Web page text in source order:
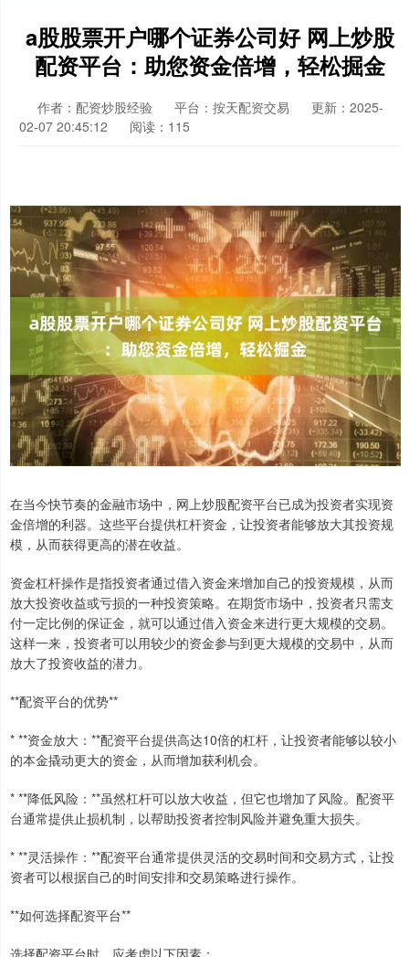
a股股票开户哪个证券公司好 网上炒股
配资平台：助您资金倍增，轻松掘金
作者：配资炒股经验 平台：按天配资交易
更新：2025-
02-07 20:45:12
阅读：115
在当今快节奏的金融市场中，网上炒股配资平台已成为投资者实现资
金倍增的利器。这些平台提供杠杆资金，让投资者能够放大其投资规
模，从而获得更高的潜在收益。
资金杠杆操作是指投资者通过借入资金来增加自己的投资规模，从而
放大投资收益或亏损的一种投资策略。在期货市场中，投资者只需支
付一定比例的保证金，就可以通过借入资金来进行更大规模的交易。
这样一来，投资者可以用较少的资金参与到更大规模的交易中，从而
放大了投资收益的潜力。
**配资平台的优势**
* **资金放大：**配资平台提供高达10倍的杠杆，让投资者能够以较小
的本金撬动更大的资金，从而增加获利机会。
* **降低风险：**虽然杠杆可以放大收益，但它也增加了风险。配资平
台通常提供止损机制，以帮助投资者控制风险并避免重大损失。
* **灵活操作：**配资平台通常提供灵活的交易时间和交易方式，让投
资者可以根据自己的时间安排和交易策略进行操作。
**如何选择配资平台**